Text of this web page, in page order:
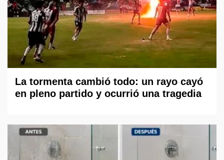
La tormenta cambió todo: un rayo cayó
en pleno partido y ocurrió una tragedia